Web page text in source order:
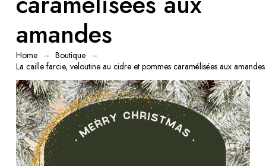
amandes
Home → Boutique →
La caille farcie, veloutine au cidre et pommes caramélisées aux amandes